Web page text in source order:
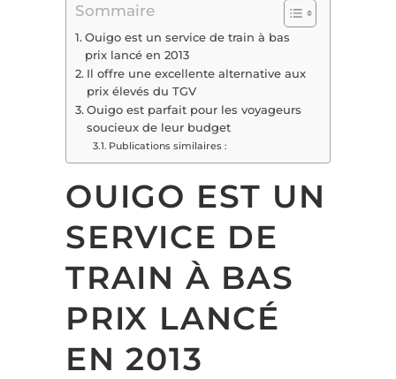
Sommaire
Ouigo est un service de train à bas
prix lancé en 2013
Il offre une excellente alternative aux
prix élevés du TGV
Ouigo est parfait pour les voyageurs
soucieux de leur budget
Publications similaires :
OUIGO EST UN
SERVICE DE
TRAIN À BAS
PRIX LANCÉ
EN 2013